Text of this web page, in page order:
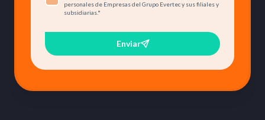
personales de Empresas del Grupo Evertec y sus filiales y
subsidiarias.*
Enviar